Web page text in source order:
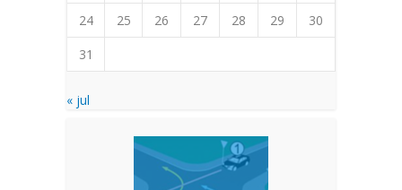
24
25 26 27 28 29
30
31
« jul